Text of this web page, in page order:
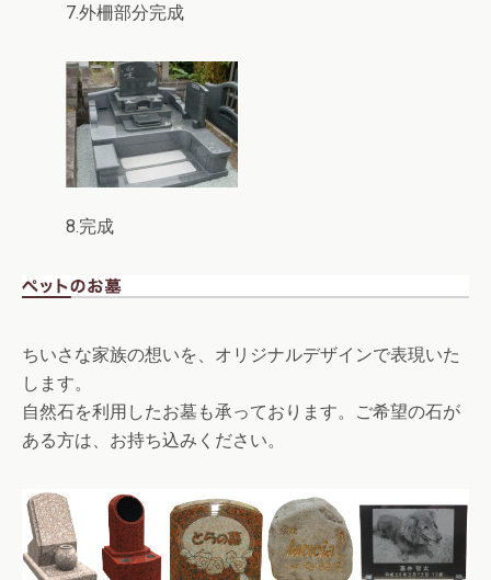
7.外柵部分完成
8.完成
ちいさな家族の想いを、オリジナルデザインで表現いた
します。
自然石を利用したお墓も承っております。ご希望の石が
ある方は、お持ち込みください。